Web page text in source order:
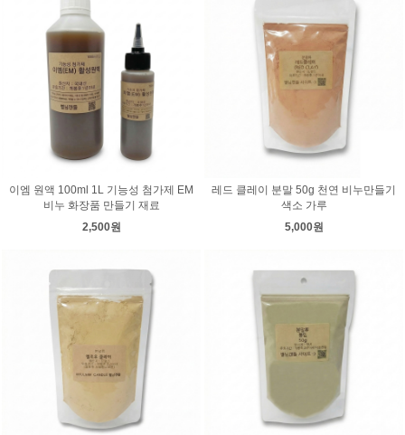
이엠 원액 100ml 1L 기능성 첨가제 EM
비누 화장품 만들기 재료
2,500원
레드 클레이 분말 50g 천연 비누만들기
색소 가루
5,000원